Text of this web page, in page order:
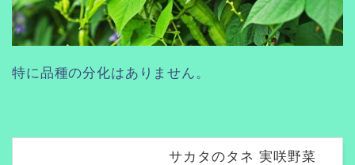
特に品種の分化はありません。
サカタのタネ 実咲野菜